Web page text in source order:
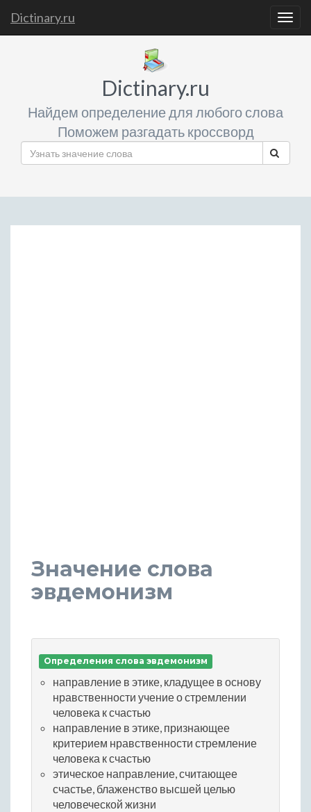
Dictinary.ru
Dictinary.ru
Найдем определение для любого слова
Поможем разгадать кроссворд
Значение слова
эвдемонизм
Определения слова эвдемонизм
направление в этике, кладущее в основу
нравственности учение о стремлении
человека к счастью
направление в этике, признающее
критерием нравственности стремление
человека к счастью
этическое направление, считающее
счастье, блаженство высшей целью
человеческой жизни